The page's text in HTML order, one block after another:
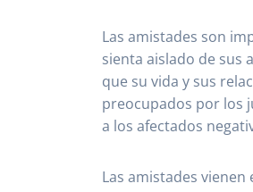
Las amistades son
sienta aislado de sus
que su vida y sus
preocupados por los
a los afectados
Las amistades